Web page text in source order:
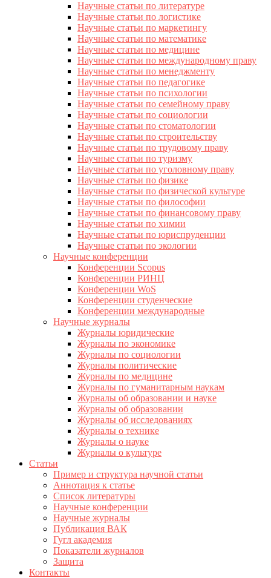
Научные статьи по литературе
Научные статьи по логистике
Научные статьи по маркетингу
Научные статьи по математике
Научные статьи по медицине
Научные статьи по международному праву
Научные статьи по менеджменту
Научные статьи по педагогике
Научные статьи по психологии
Научные статьи по семейному праву
Научные статьи по социологии
Научные статьи по стоматологии
Научные статьи по строительству
Научные статьи по трудовому праву
Научные статьи по туризму
Научные статьи по уголовному праву
Научные статьи по физике
Научные статьи по физической культуре
Научные статьи по философии
Научные статьи по финансовому праву
Научные статьи по химии
Научные статьи по юриспруденции
Научные статьи по экологии
Научные конференции
Конференции Scopus
Конференции РИНЦ
Конференции WoS
Конференции студенческие
Конференции международные
Научные журналы
Журналы юридические
Журналы по экономике
Журналы по социологии
Журналы политические
Журналы по медицине
Журналы по гуманитарным наукам
Журналы об образовании и науке
Журналы об образовании
Журналы об исследованиях
Журналы о технике
Журналы о науке
Журналы о культуре
Статьи
Пример и структура научной статьи
Аннотация к статье
Список литературы
Научные конференции
Научные журналы
Публикация ВАК
Гугл академия
Показатели журналов
Защита
Контакты